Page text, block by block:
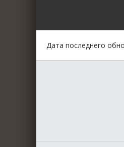
Дата последнего